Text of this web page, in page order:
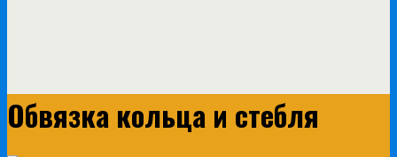
Обвязка кольца и стебля